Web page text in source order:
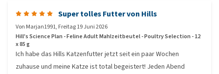
Super tolles Futter von Hills
Von Marjan1991, Freitag 19 Juni 2026
Hill's Science Plan - Feline Adult Mahlzeitbeutel - Poultry Selection - 12
x 85 g
Ich habe das Hills Katzenfutter jetzt seit ein paar Wochen
zuhause und meine Katze ist total begeistert! Jeden Abend